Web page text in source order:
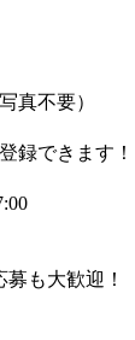
真不要）
録できます！
も大歓迎！